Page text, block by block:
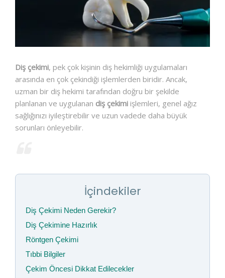
Diş çekimi, pek çok kişinin diş hekimliği uygulamaları
arasında en çok çekindiği işlemlerden biridir. Ancak,
uzman bir diş hekimi tarafından doğru bir şekilde
planlanan ve uygulanan diş çekimi işlemleri, genel ağız
sağlığınızı iyileştirebilir ve uzun vadede daha büyük
sorunları önleyebilir.
İçindekiler
Diş Çekimi Neden Gerekir?
Diş Çekimine Hazırlık
Röntgen Çekimi
Tıbbi Bilgiler
Çekim Öncesi Dikkat Edilecekler